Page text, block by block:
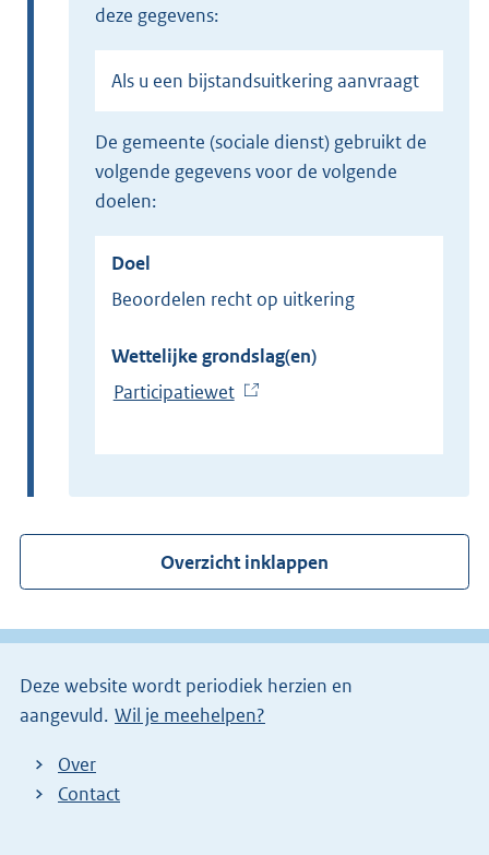
deze gegevens:
Als u een bijstandsuitkering aanvraagt
de gemeente (sociale dienst) gebruikt de
volgende gegevens voor de volgende
doelen:
Doel
Beoordelen recht op uitkering
Wettelijke grondslag(en)
Participatiewet(
x
r
n
l
n
k
Overzicht inklappen
Deze website wordt periodiek herzien en
aangevuld. Wil je meehelpen?
Over
Contact